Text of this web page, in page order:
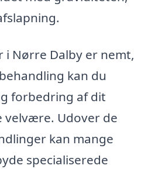
i Nørre Dalby er nemt,
kan du
forbedring af dit
velvære. Udover de
kan mange
specialiserede